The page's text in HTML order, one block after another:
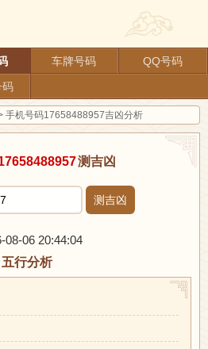
车牌号码
QQ号码
码
手机号码17658488957吉凶分析
测吉凶
测吉凶
08-06 20:44:04
五行分析